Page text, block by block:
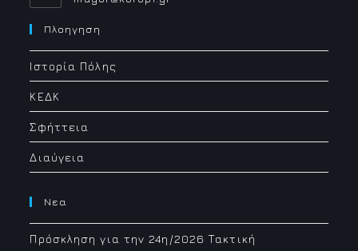
Πλοηγηση
Ιστορία Πόλης
ΚΕΔΚ
Σφήττεια
Διαύγεια
Νεα
Πρόσκληση για την 24η/2026 Τακτική